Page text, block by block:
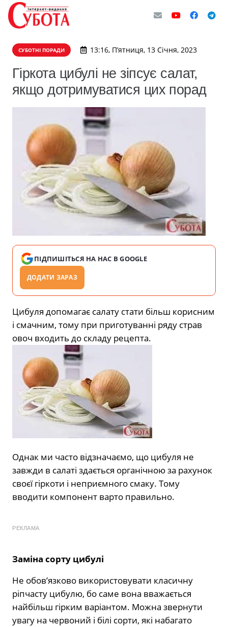
СУБОТНІ ПОРАДИ 13:16, П’ятниця, 13 Січня, 2023
Гіркота цибулі не зіпсує салат,
якщо дотримуватися цих порад
ПІДПИШІТЬСЯ НА НАС В GOOGLE
ДОДАТИ ЗАРАЗ
Цибуля допомагає салату стати більш корисним
і смачним, тому при приготуванні ряду страв
овоч входить до складу рецепта.
Однак ми часто відзначаємо, що цибуля не
завжди в салаті здається органічною за рахунок
своєї гіркоти і неприємного смаку. Тому
вводити компонент варто правильно.
РЕКЛАМА
Заміна сорту цибулі
Не обов’язково використовувати класичну
ріпчасту цибулю, бо саме вона вважається
найбільш гірким варіантом. Можна звернути
увагу на червоний і білі сорти, які набагато